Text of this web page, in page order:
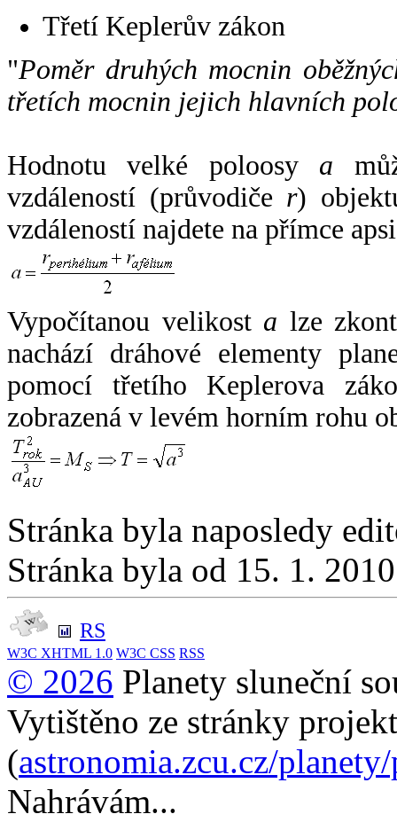
Třetí Keplerův zákon
"Poměr druhých mocnin
třetích mocnin jejich hlavních
Hodnotu velké poloosy a
vzdáleností (průvodiče r)
vzdáleností najdete na přímce
Vypočítanou velikost a lze
nachází dráhové elementy
pomocí třetího Keplerova
zobrazená v levém horním rohu
Stránka byla naposledy
Stránka byla od 15. 1.
RS
W3C XHTML 1.0 W3C CSS RSS
© 2026 Planety sluneční
Vytištěno ze stránky
(astronomia.zcu.cz/
Nahrávám...